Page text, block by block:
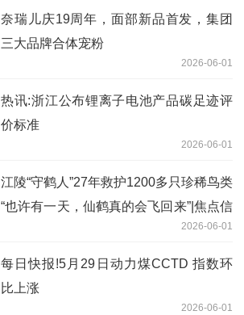
奈瑞儿庆19周年，面部新品首发，集团
三大品牌合体宠粉
2026-06-01
热讯:浙江公布锂离子电池产品碳足迹评
价标准
2026-06-01
江陵“守鹤人”27年救护1200多只珍稀鸟类
“也许有一天，仙鹤真的会飞回来”|焦点信
2026-06-01
每日快报!5月29日动力煤CCTD 指数环
比上涨
2026-06-01